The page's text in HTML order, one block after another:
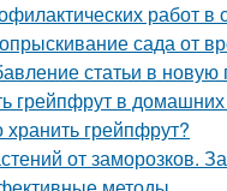
работ в
сада от
статьи в новую
грейпфрут в
хранить грейпфрут?
от заморозков.